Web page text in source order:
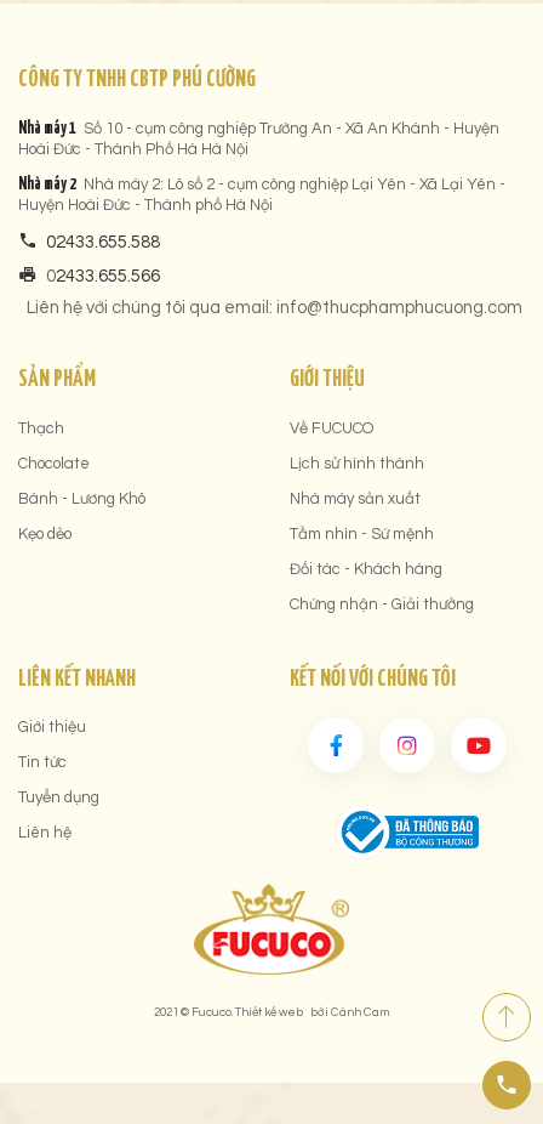
CÔNG TY TNHH CBTP PHÚ CƯỜNG
Nhà máy 1 Số 10 - cụm công nghiệp Trường An - Xã An Khánh - Huyện
Hoài Đức - Thành Phố Hà Hà Nội
Nhà máy 2 Nhà máy 2: Lô số 2 - cụm công nghiệp Lại Yên - Xã Lại Yên -
Huyện Hoài Đức - Thành phố Hà Nội
02433.655.588
02433.655.566
Liên hệ với chúng tôi qua email: info@thucphamphucuong.com
SẢN PHẨM
Thạch
Chocolate
Bánh - Lương Khô
Kẹo dẻo
GIỚI THIỆU
Về FUCUCO
Lịch sử hình thành
Nhà máy sản xuất
Tầm nhìn - Sứ mệnh
Đối tác - Khách hàng
Chứng nhận - Giải thưởng
LIÊN KẾT NHANH
Giới thiệu
Tin tức
Tuyển dụng
Liên hệ
KẾT NỐI VỚI CHÚNG TÔI
2021 © Fucuco. Thiết kế web bởiCánh Cam